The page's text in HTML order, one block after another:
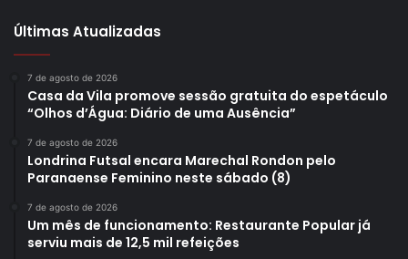
Últimas Atualizadas
7 de agosto de 2026
Casa da Vila promove sessão gratuita do espetáculo
“Olhos d’Água: Diário de uma Ausência”
7 de agosto de 2026
Londrina Futsal encara Marechal Rondon pelo
Paranaense Feminino neste sábado (8)
7 de agosto de 2026
Um mês de funcionamento: Restaurante Popular já
serviu mais de 12,5 mil refeições